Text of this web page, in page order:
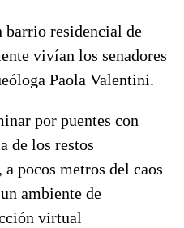
barrio residencial de
vivían los senadores
Paola Valentini.
por puentes con
de los restos
pocos metros del caos
ambiente de
virtual